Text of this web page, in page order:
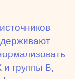
и группы В,